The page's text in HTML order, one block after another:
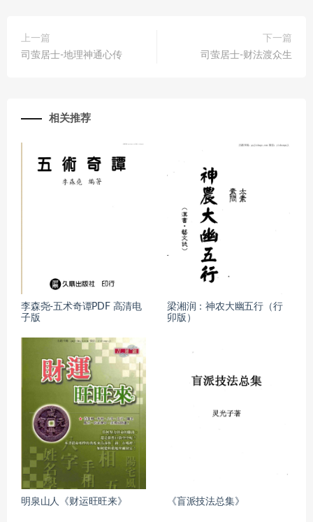
上一篇
司萤居士-地理神通心传
下一篇
司萤居士-财法渡众生
相关推荐
李森尧-五术奇谭PDF 高清电
子版
梁湘润：神农大幽五行（行
卯版）
明泉山人《财运旺旺来》 《盲派技法总集》